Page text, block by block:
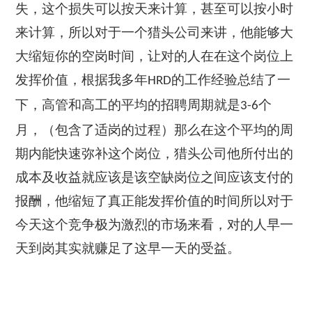
失，这个损失可以按天来计算，甚至可以按小时
来计算，所以对于一个猎头公司来讲，他能够大
大缩短你的空岗时间，让对的人在在这个岗位上
发挥价值，根据我多年HRD的工作经验总结了一
下，高管和高工的平均的招聘周期就是3-6个
月，（包含了适岗的过程）那么在这个平均的周
期内能快速弥补这个岗位，猎头公司他所付出的
成本及收益就应该是该空缺岗位之间应该支付的
报酬，他缩短了真正能发挥价值的时间所以对于
今天这个竞争极为激烈的市场来看，对的人早一
天到岗其实就赚足了这早一天的受益。